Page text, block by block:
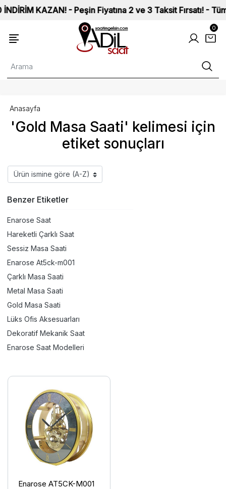
KAZAN! - Peşin Fiyatına 2 ve 3 Taksit Fırsatı! -
0
'Gold Masa Saati' kelimesi için
etiket sonuçları
Anasayfa
Benzer Etiketler
Enarose Saat
Hareketli Çarklı Saat
Sessiz Masa Saati
Enarose At5ck-m001
Çarklı Masa Saati
Metal Masa Saati
Gold Masa Saati
Lüks Ofis Aksesuarları
Dekoratif Mekanik Saat
Enarose Saat Modelleri
Enarose AT5CK-M001